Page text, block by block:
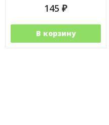
145 ₽
В корзину